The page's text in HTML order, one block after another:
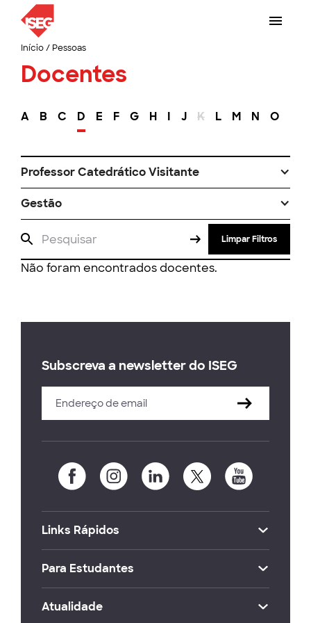
Início/ Pessoas
Docentes
A B C D E F G H I J K L M N O
Professor Catedrático Visitante
Gestão
Limpar Filtros
Não foram encontrados docentes.
Subscreva a newsletter do ISEG
Links Rápidos
Para Estudantes
Atualidade